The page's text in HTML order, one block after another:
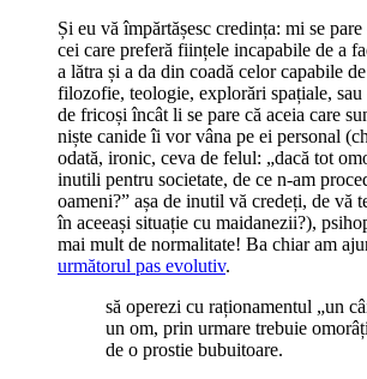
Și eu vă împărtășesc credința: mi se
cei care preferă ființele incapabile de a
a lătra și a da din coadă celor capabile
filozofie, teologie, explorări spațiale, sau
de fricoși încât li se pare că aceia care
niște canide îi vor vâna pe ei personal
odată, ironic, ceva de felul: „dacă tot
inutili pentru societate, de ce n-am
oameni?” așa de inutil vă credeți, de vă
în aceeași situație cu maidanezii?),
mai mult de normalitate! Ba chiar am
următorul pas evolutiv.
să operezi cu raționamentul „un
un om, prin urmare trebuie
de o prostie bubuitoare.